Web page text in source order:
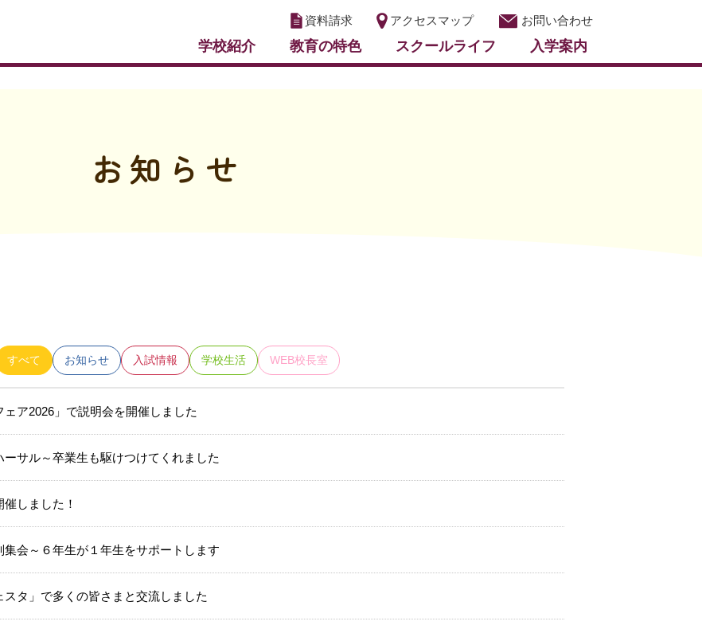
資料請求 アクセスマップ お問い合わせ
学校紹介 教育の特色 スクールライフ 入学案内
お知らせ
すべて お知らせ 入試情報 学校生活 WEB校長室
ェア2026」で説明会を開催しました
ーサル～卒業生も駆けつけてくれました
しました！
集会～６年生が１年生をサポートします
スタ」で多くの皆さまと交流しました